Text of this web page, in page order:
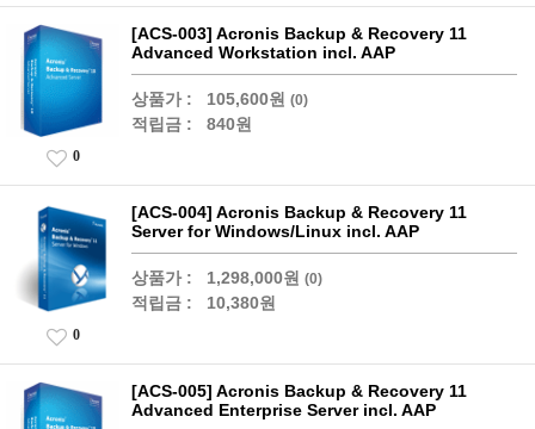
[ACS-003] Acronis Backup & Recovery 11
Advanced Workstation incl. AAP
상품가 : 105,600원 (0)
적립금 : 840원
0
[ACS-004] Acronis Backup & Recovery 11
Server for Windows/Linux incl. AAP
상품가 : 1,298,000원 (0)
적립금 : 10,380원
0
[ACS-005] Acronis Backup & Recovery 11
Advanced Enterprise Server incl. AAP